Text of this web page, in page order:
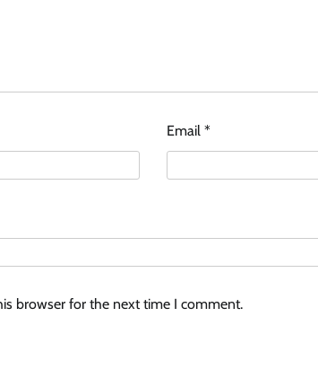
Email*
browser for the next time I comment.